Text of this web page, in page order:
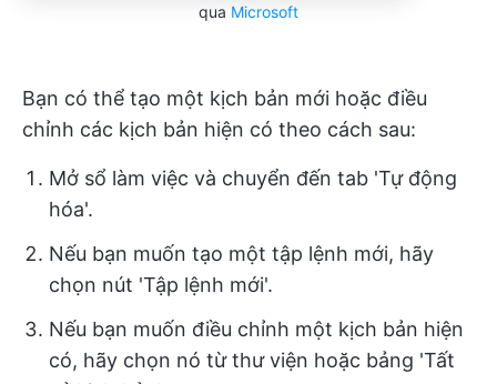
qua Microsoft
Bạn có thể tạo một kịch bản mới hoặc điều
chỉnh các kịch bản hiện có theo cách sau:
Mở sổ làm việc và chuyển đến tab 'Tự động
hóa'.
Nếu bạn muốn tạo một tập lệnh mới, hãy
chọn nút 'Tập lệnh mới'.
Nếu bạn muốn điều chỉnh một kịch bản hiện
có, hãy chọn nó từ thư viện hoặc bảng 'Tất